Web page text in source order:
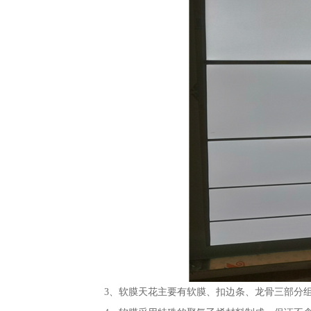
3、软膜天花主要有软膜、扣边条、龙骨三部分